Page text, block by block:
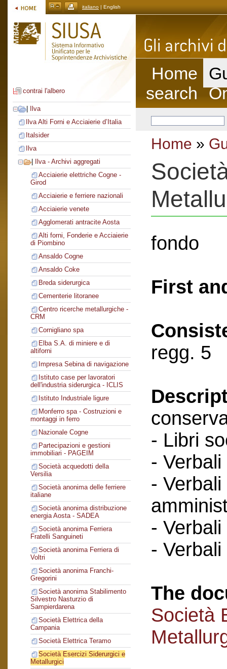
italiano | English
contrai l'albero
Ilva
Ilva Alti Forni e Acciaierie d’Italia
Italsider
Ilva
Ilva - Archivi aggregati
Acciaierie elettriche Cogne -
Girod
Acciaierie e ferriere nazionali
Acciaierie venete
Agglomerati antracite Aosta
Alti forni, Fonderie e Acciaierie
di Piombino
Ansaldo Cogne
Ansaldo Coke
Breda siderurgica
Cementerie litoranee
Centro ricerche metallurgiche -
CRM
Cornigliano spa
Elba S.A. di miniere e di
altiforni
Impresa Sebina di navigazione
Istituto case per lavoratori
dell'industria siderurgica - ICLIS
Istituto Industriale ligure
Monferro spa - Costruzioni e
montaggi in ferro
Nazionale Cogne
Partecipazioni e gestioni
immobiliari - PAGEIM
Società acquedotti della
Versilia
Società anonima delle ferriere
italiane
Società anonima distribuzione
energia Aosta - SADEA
Società anonima Ferriera
Fratelli Sanguineti
Società anonima Ferriera di
Voltri
Società anonima Franchi-
Gregorini
Società anonima Stabilimento
Silvestro Nasturzio di
Sampierdarena
Società Elettrica della
Campania
Società Elettrica Teramo
Società Esercizi Siderurgici e
Metallurgici
Home
search
Home »
fondo
First
regg. 5
- Libri
-
-
-
-
The
Società